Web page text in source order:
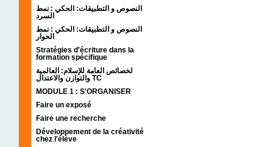
النصوص و التطبيقات: الحكي : نمط
السرد
النصوص و التطبيقات: الحكي : نمط
الحوار
Stratégies d'écriture dans la
formation spécifique
لخصائص العامة للإسلام: العالمية
والتوازن والاعتدال TC
MODULE 1 : S'ORGANISER
Faire un exposé
Faire une recherche
Développement de la créativité
chez l'élève